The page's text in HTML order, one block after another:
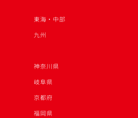
東海・中部
九州
神奈川県
岐阜県
京都府
福岡県